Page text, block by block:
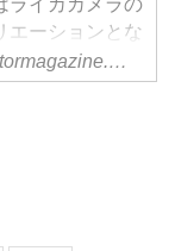
ライカカメラの
エーションとな
追加すると発表
cameraman.motormagazine.co.jp